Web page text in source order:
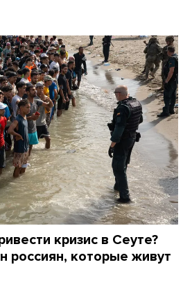
кризис в Сеуте?
россиян, которые живут